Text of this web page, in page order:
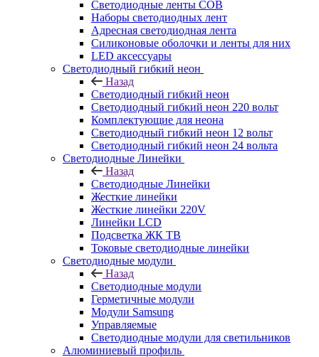
Светодиодные ленты COB
Наборы светодиодных лент
Адресная светодиодная лента
Силиконовые оболочки и ленты для них
LED аксессуары
Светодиодный гибкий неон
Назад
Светодиодный гибкий неон
Светодиодный гибкий неон 220 вольт
Комплектующие для неона
Светодиодный гибкий неон 12 вольт
Светодиодный гибкий неон 24 вольта
Светодиодные Линейки
Назад
Светодиодные Линейки
Жесткие линейки
Жесткие линейки 220V
Линейки LCD
Подсветка ЖК ТВ
Токовые светодиодные линейки
Светодиодные модули
Назад
Светодиодные модули
Герметичные модули
Модули Samsung
Управляемые
Светодиодные модули для светильников
Алюминиевый профиль